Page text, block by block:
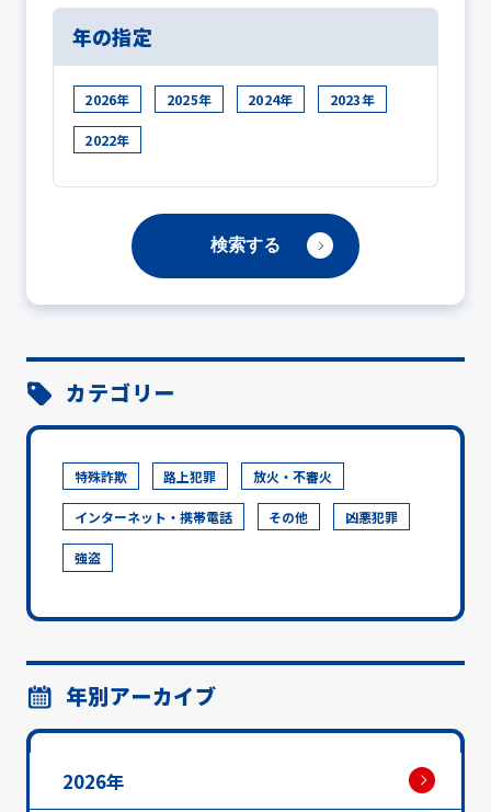
年の指定
2026年 2025年 2024年 2023年
2022年
カテゴリー
特殊詐欺 路上犯罪 放火・不審火
インターネット・携帯電話 その他 凶悪犯罪
強盗
年別アーカイブ
2026年